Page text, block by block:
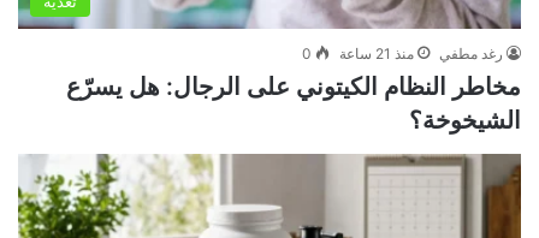
رغد مطفي منذ 21 ساعة 0
مخاطر النظام الكيتوني على الرجال: هل يسرّع
الشيخوخة؟